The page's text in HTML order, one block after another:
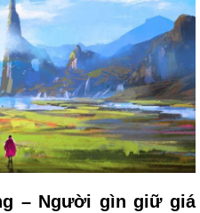
– Người gìn giữ giá